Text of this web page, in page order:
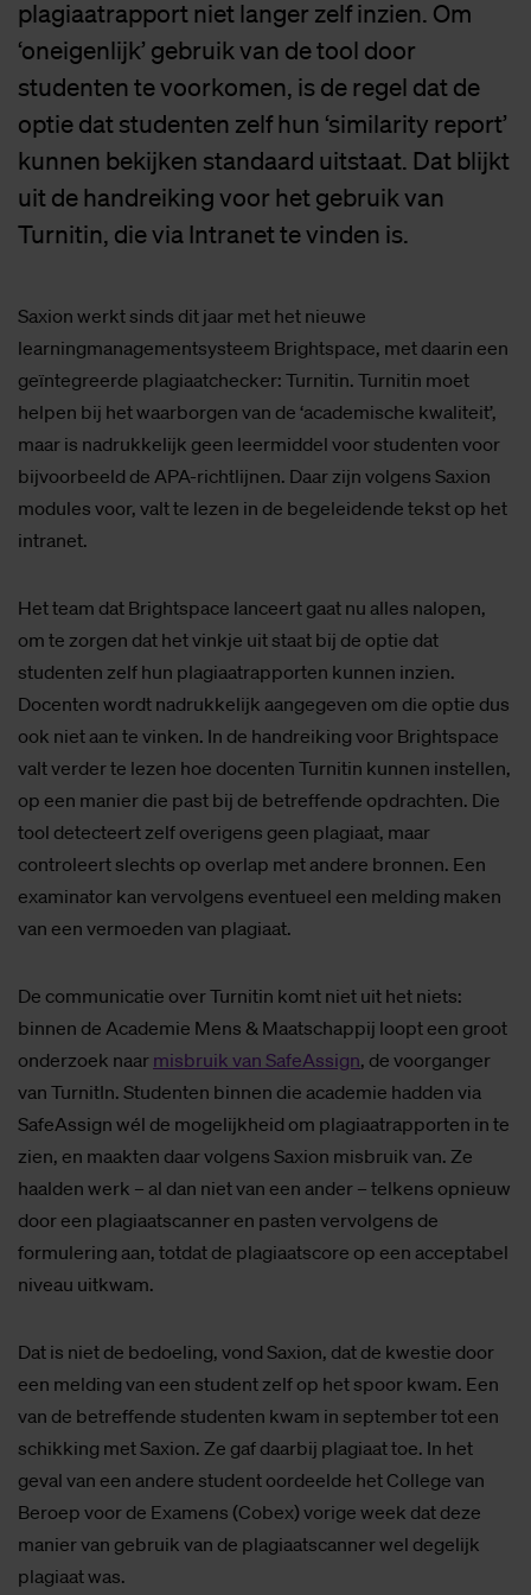
plagiaatrapport niet langer zelf inzien. Om
‘oneigenlijk’ gebruik van de tool door
studenten te voorkomen, is de regel dat de
optie dat studenten zelf hun ‘similarity report’
kunnen bekijken standaard uitstaat. Dat blijkt
uit de handreiking voor het gebruik van
Turnitin, die via Intranet te vinden is.
Saxion werkt sinds dit jaar met het nieuwe
learningmanagementsysteem Brightspace, met daarin een
geïntegreerde plagiaatchecker: Turnitin. Turnitin moet
helpen bij het waarborgen van de ‘academische kwaliteit’,
maar is nadrukkelijk geen leermiddel voor studenten voor
bijvoorbeeld de APA-richtlijnen. Daar zijn volgens Saxion
modules voor, valt te lezen in de begeleidende tekst op het
intranet.
Het team dat Brightspace lanceert gaat nu alles nalopen,
om te zorgen dat het vinkje uit staat bij de optie dat
studenten zelf hun plagiaatrapporten kunnen inzien.
Docenten wordt nadrukkelijk aangegeven om die optie dus
ook niet aan te vinken. In de handreiking voor Brightspace
valt verder te lezen hoe docenten Turnitin kunnen instellen,
op een manier die past bij de betreffende opdrachten. Die
tool detecteert zelf overigens geen plagiaat, maar
controleert slechts op overlap met andere bronnen. Een
examinator kan vervolgens eventueel een melding maken
van een vermoeden van plagiaat.
De communicatie over Turnitin komt niet uit het niets:
binnen de Academie Mens & Maatschappij loopt een groot
onderzoek naar misbruik van SafeAssign, de voorganger
van TurnitIn. Studenten binnen die academie hadden via
SafeAssign wél de mogelijkheid om plagiaatrapporten in te
zien, en maakten daar volgens Saxion misbruik van. Ze
haalden werk – al dan niet van een ander – telkens opnieuw
door een plagiaatscanner en pasten vervolgens de
formulering aan, totdat de plagiaatscore op een acceptabel
niveau uitkwam.
Dat is niet de bedoeling, vond Saxion, dat de kwestie door
een melding van een student zelf op het spoor kwam. Een
van de betreffende studenten kwam in september tot een
schikking met Saxion. Ze gaf daarbij plagiaat toe. In het
geval van een andere student oordeelde het College van
Beroep voor de Examens (Cobex) vorige week dat deze
manier van gebruik van de plagiaatscanner wel degelijk
plagiaat was.